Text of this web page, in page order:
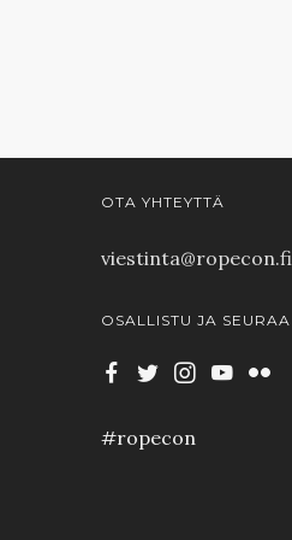
OTA YHTEYTTÄ
viestinta@ropecon.fi
OSALLISTU JA SEURAA
#ropecon